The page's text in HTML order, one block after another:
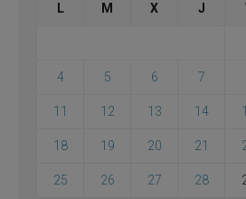
L M X J
4 5 6 7
11 12 13 14
18 19 20 21
25 26 27 28